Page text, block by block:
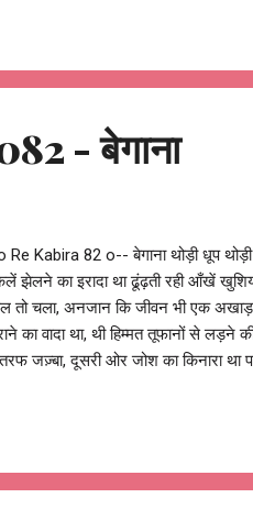
का वास्ता था दो शब्द कहने की हिम्मत
... मुझे तो मेरी शिकायतों का वास्ता था
- बेगाना
Re Kabira 82 o-- बेगाना थोड़ी धूप
झेलने का इरादा था ढूंढ़ती रही आँखें
तो चला, अनजान कि जीवन भी एक
का वादा था, थी हिम्मत तूफानों से लड़ने
जज़्बा, दूसरी ओर जोश का किनारा था
न रुकने का इरादा था मील के पत्थर तो